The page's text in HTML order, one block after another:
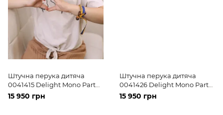
Штучна перука дитяча
0041415 Delight Mono Part
(Nougat Tipped) Русяве
волосся середньої довжини
15 950 грн
Штучна перука дитяча
0041426 Delight Mono Part
(Nougat Tipped) Русяве
волосся середньої довжини
15 950 грн